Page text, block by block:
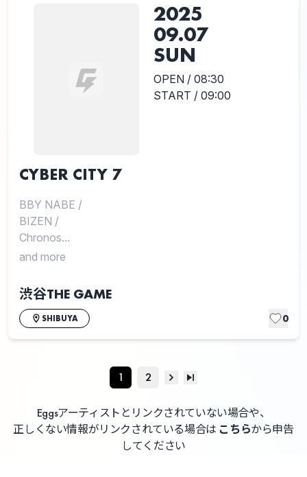
2025
09.07
SUN
OPEN / 08:30
START / 09:00
CYBER CITY 7
BBY NABE /
BIZEN /
Chronos...
and more
渋谷THE GAME
SHIBUYA 0
1 2
Eggsアーティストとリンクされていない場合や、
正しくない情報がリンクされている場合は こちらから申告
してください